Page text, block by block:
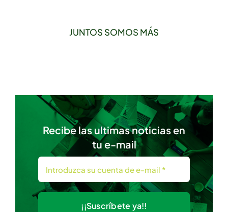
JUNTOS SOMOS MÁS
Recibe las ultimas noticias en
tu e-mail
¡¡Suscríbete ya!!